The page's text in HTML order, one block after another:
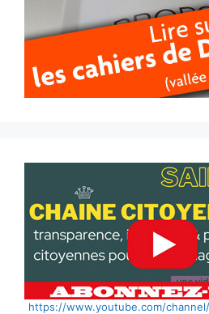
https://www.youtube.com/